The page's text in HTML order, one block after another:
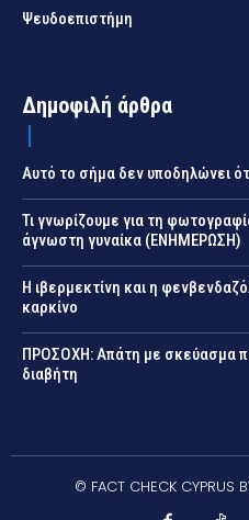
Ψευδοεπιστήμη
Δημοφιλή άρθρα
Αυτό το σήμα δεν υποδηλώνει
Τι γνωρίζουμε για τη
άγνωστη γυναίκα (ΕΝΗΜΕΡΩΣΗ)
Η ιβερμεκτίνη και η
καρκίνο
ΠΡΟΣΟΧΗ: Απάτη με σκεύασμα
διαβήτη
© FACT CHECK CYPRUS